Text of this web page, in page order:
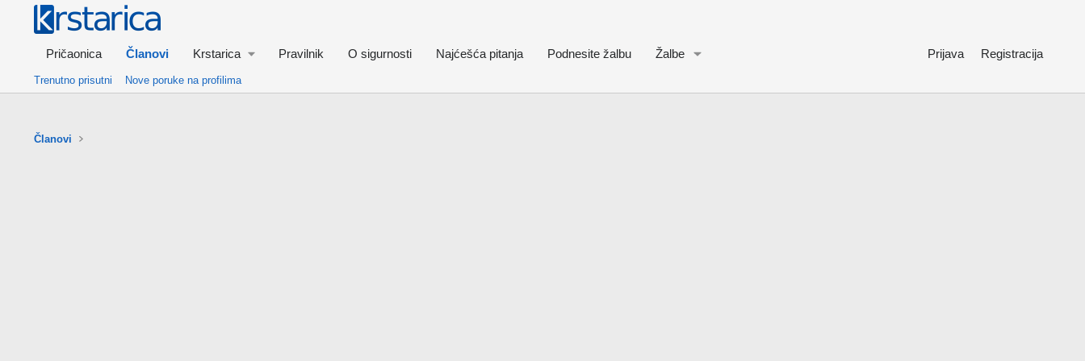
Pričaonica Članovi Krstarica Pravilnik O sigurnosti Najćešća pitanja Podnesite žalbu Žalbe Prijava Registracija
Trenutno prisutni Nove poruke na profilima
Članovi